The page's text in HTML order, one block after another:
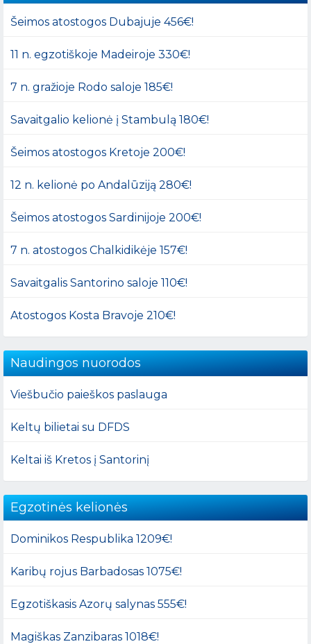
Šeimos atostogos Dubajuje 456€!
11 n. egzotiškoje Madeiroje 330€!
7 n. gražioje Rodo saloje 185€!
Savaitgalio kelionė į Stambulą 180€!
Šeimos atostogos Kretoje 200€!
12 n. kelionė po Andalūziją 280€!
Šeimos atostogos Sardinijoje 200€!
7 n. atostogos Chalkidikėje 157€!
Savaitgalis Santorino saloje 110€!
Atostogos Kosta Bravoje 210€!
Naudingos nuorodos
Viešbučio paieškos paslauga
Keltų bilietai su DFDS
Keltai iš Kretos į Santorinį
Egzotinės kelionės
Dominikos Respublika 1209€!
Karibų rojus Barbadosas 1075€!
Egzotiškasis Azorų salynas 555€!
Magiškas Zanzibaras 1018€!